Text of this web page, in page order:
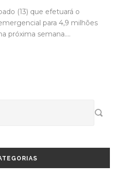
(13) que efetuará o
para 4,9 milhões
próxima semana....